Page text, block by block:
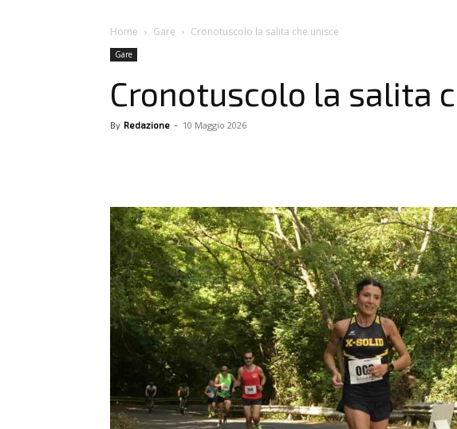
Home Gare Cronotuscolo la salita che unisce
Gare
Cronotuscolo la salita
By Redazione - 10 Maggio 2026